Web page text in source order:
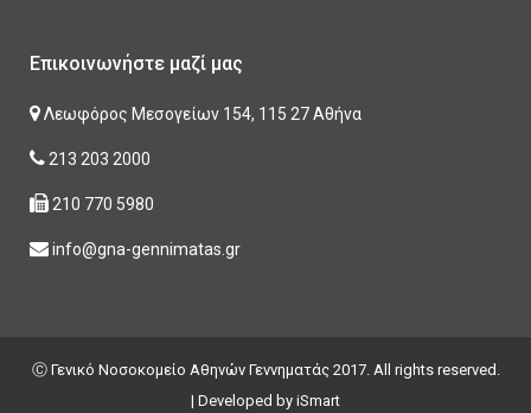
Επικοινωνήστε μαζί μας
Λεωφόρος Μεσογείων 154, 115 27 Αθήνα
213 203 2000
210 770 5980
info@gna-gennimatas.gr
Ⓒ Γενικό Νοσοκομείο Αθηνών Γεννηματάς 2017. All rights reserved.
| Developed by iSmart